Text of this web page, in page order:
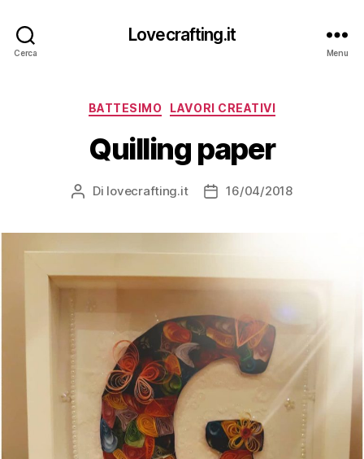
Cerca
Lovecrafting.it
Menu
Categorie
BATTESIMO LAVORI CREATIVI
Quilling paper
Autore
Di lovecrafting.it
Data16/04/2018